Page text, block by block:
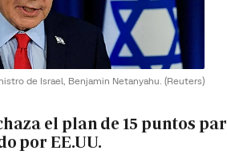
de Israel, Benjamin Netanyahu. (Reuters)
el plan de 15 puntos
por EE.UU.